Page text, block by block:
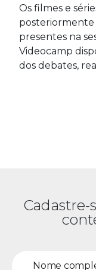
Os filmes e
posteriormente
presentes na
Videocamp
dos debates,
Cadastre-